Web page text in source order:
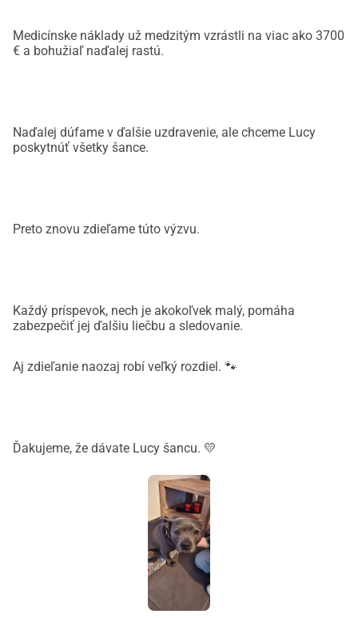
Medicínske náklady už medzitým vzrástli na viac ako 3700
€ a bohužiaľ naďalej rastú.
Naďalej dúfame v ďalšie uzdravenie, ale chceme Lucy
poskytnúť všetky šance.
Preto znovu zdieľame túto výzvu.
Každý príspevok, nech je akokoľvek malý, pomáha
zabezpečiť jej ďalšiu liečbu a sledovanie.
Aj zdieľanie naozaj robí veľký rozdiel. 🐾
Ďakujeme, že dávate Lucy šancu. 💛